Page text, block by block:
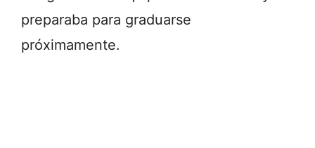
preparaba para graduarse
próximamente.